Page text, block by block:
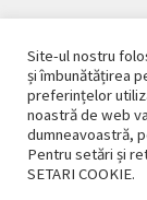
© CASAPLANT
Politică de
Site-ul nostru
și îmbunătățirea
preferințelor
noastră de web
dumneavoastră,
Pentru setări și
SETARI COOKIE.